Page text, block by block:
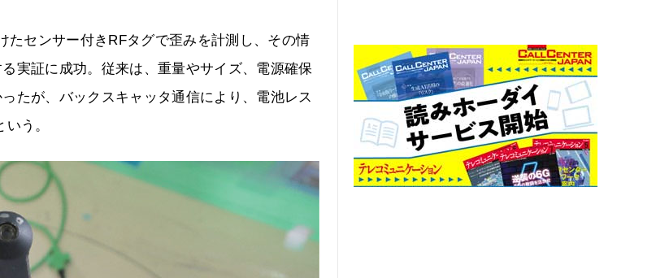
センサー付きRFタグで歪みを計測し、その情
実証に成功。従来は、重量やサイズ、電源確保
たが、バックスキャッタ通信により、電池レス
う。